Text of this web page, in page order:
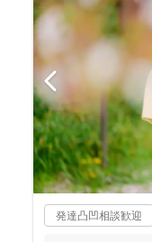
発達凸凹相談歓迎